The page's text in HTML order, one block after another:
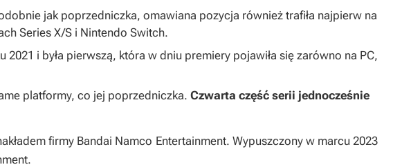
jak poprzedniczka, omawiana pozycja również trafiła najpierw na
Series X/S i Nintendo Switch.
2021 i była pierwszą, która w dniu premiery pojawiła się zarówno na PC,
platformy, co jej poprzedniczka. Czwarta część serii jednocześnie
firmy Bandai Namco Entertainment. Wypuszczony w marcu 2023